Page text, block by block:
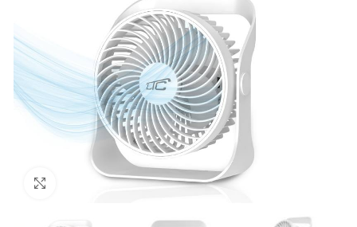
нажмите, чтобы увеличить